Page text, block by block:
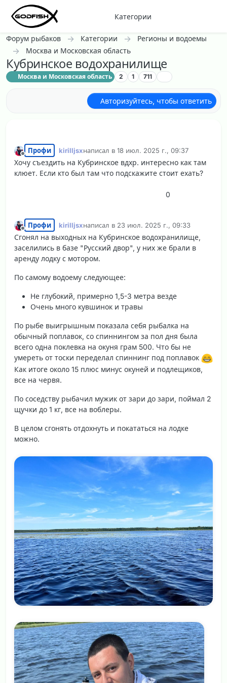
Перейти к содержанию
Категории
Форум рыбаков Категории
Регионы и водоемы
Москва и Московская область
Кубринское водохранилище
Москва и Московская область 2 1 711
Авторизуйтесь, чтобы ответить
Не в сети
Профи kirilljsxнаписал в 18 июл. 2025 г., 09:37
отредактировано
Хочу съездить на Кубринское вдхр. интересно как там
клюет. Если кто был там что подскажите стоит ехать?
0
Не в сети
Профи kirilljsxнаписал в 23 июл. 2025 г., 09:33
отредактировано
Сгонял на выходных на Кубринское водохранилище,
заселились в базе "Русский двор", у них же брали в
аренду лодку с мотором.
По самому водоему следующее:
Не глубокий, примерно 1,5-3 метра везде
Очень много кувшинок и травы
По рыбе выигрышным показала себя рыбалка на
обычный поплавок, со спиннингом за пол дня была
всего одна поклевка на окуня грам 500. Что бы не
умереть от тоски переделал спиннинг под поплавок
Как итоге около 15 плюс минус окуней и подлещиков,
все на червя.
По соседству рыбачил мужик от зари до зари, поймал 2
щучки до 1 кг, все на воблеры.
В целом сгонять отдохнуть и покататься на лодке
можно.